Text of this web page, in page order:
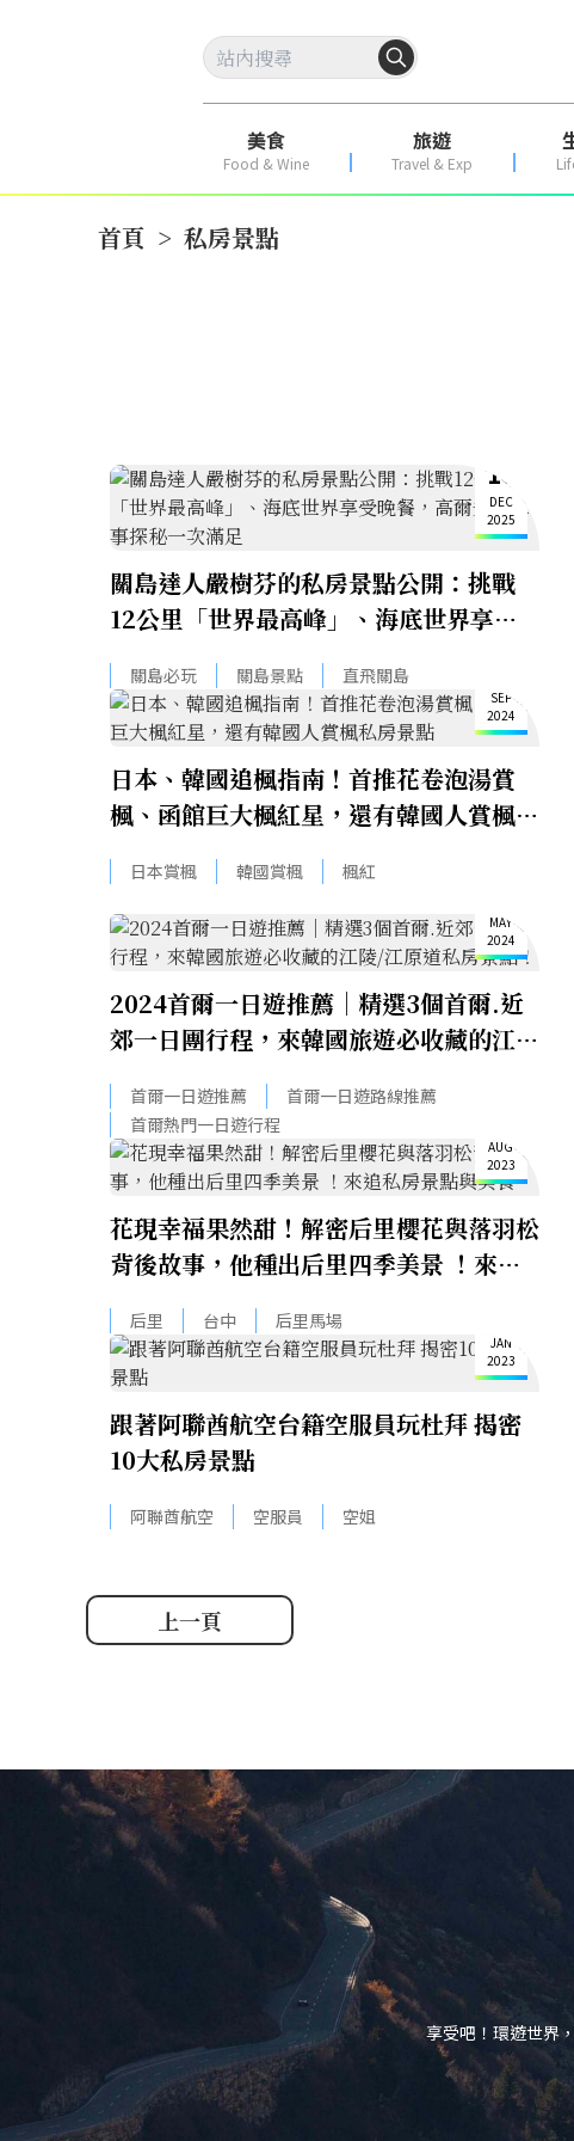
美食
Food & Wine
旅遊
Travel & Exp
首頁 > 私房景點
16
DEC
2025
關島達人嚴樹芬的私房景點公開：挑戰
12公里「世界最高峰」、海底世界享受
晚餐，高爾夫＋軍事探秘一次滿足
關島必玩 關島景點 直飛關島
SEP
2024
日本、韓國追楓指南！首推花卷泡湯賞
楓、函館巨大楓紅星，還有韓國人賞楓私
房景點
日本賞楓 韓國賞楓 楓紅
MAY
2024
2024首爾一日遊推薦｜精選3個首爾.近
郊一日團行程，來韓國旅遊必收藏的江
陵/江原道私房景點！
首爾一日遊推薦
首爾一日遊路線推薦
首爾熱門一日遊行程
AUG
2023
花現幸福果然甜！解密后里櫻花與落羽松
背後故事，他種出后里四季美景 ！來追
私房景點與美食
后里 台中 后里馬場
JAN
2023
跟著阿聯酋航空台籍空服員玩杜拜 揭密
10大私房景點
阿聯酋航空 空服員 空姐
上一頁
享受吧！環遊世界